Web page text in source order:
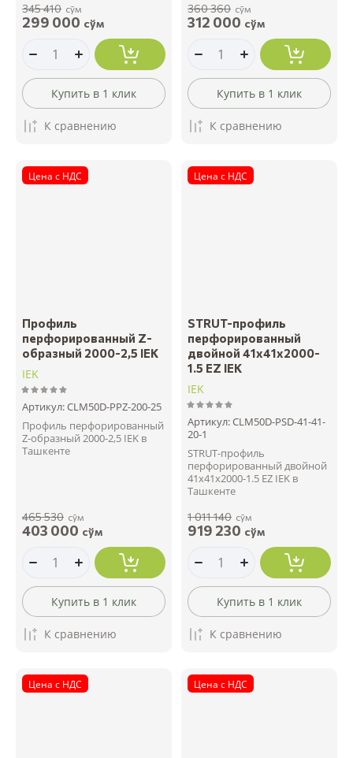
345 410 сўм
299 000 сўм
Купить в 1 клик
К сравнению
360 360 сўм
312 000 сўм
Купить в 1 клик
К сравнению
Цена с НДС
Профиль
перфорированный Z-
образный 2000-2,5 IEK
IEK
Артикул:CLM50D-PPZ-200-25
Профиль перфорированный
Z-образный 2000-2,5 IEK в
Ташкенте
465 530 сўм
403 000 сўм
Купить в 1 клик
К сравнению
Цена с НДС
STRUT-профиль
перфорированный
двойной 41х41х2000-
1.5 EZ IEK
IEK
Артикул:CLM50D-PSD-41-41-
20-1
STRUT-профиль
перфорированный двойной
41х41х2000-1.5 EZ IEK в
Ташкенте
1 011 140 сўм
919 230 сўм
Купить в 1 клик
К сравнению
Цена с НДС Цена с НДС